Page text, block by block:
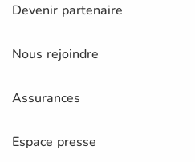
Devenir partenaire
Nous rejoindre
Assurances
Espace presse